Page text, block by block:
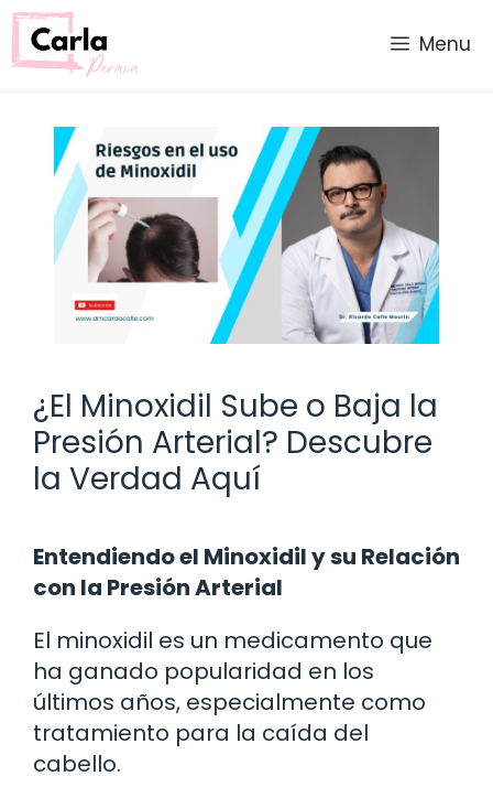
Saltar
al
contenido
Menu
¿El Minoxidil Sube o Baja la
Presión Arterial? Descubre
la Verdad Aquí
Entendiendo el Minoxidil y su Relación
con la Presión Arterial
El minoxidil es un medicamento que
ha ganado popularidad en los
últimos años, especialmente como
tratamiento para la caída del
cabello.